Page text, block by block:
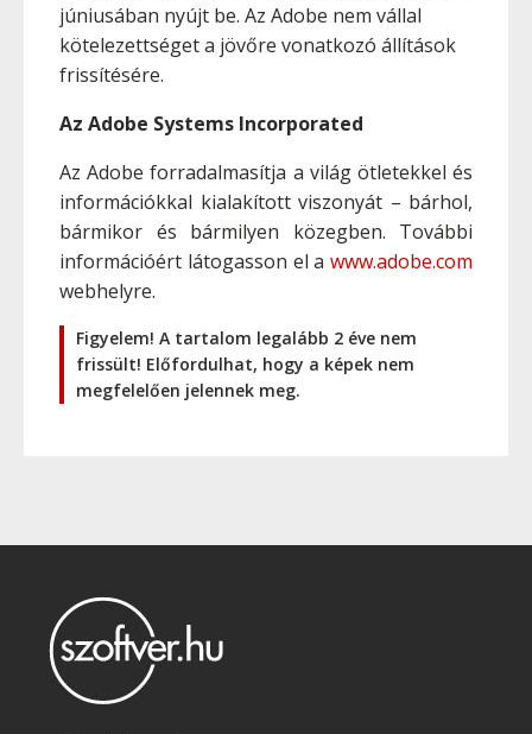
júniusában nyújt be. Az Adobe nem vállal
kötelezettséget a jövőre vonatkozó állítások
frissítésére.
Az Adobe Systems Incorporated
Az Adobe forradalmasítja a világ ötletekkel és
információkkal kialakított viszonyát – bárhol,
bármikor és bármilyen közegben. További
információért látogasson el a www.adobe.com
webhelyre.
Figyelem! A tartalom legalább 2 éve nem
frissült! Előfordulhat, hogy a képek nem
megfelelően jelennek meg.